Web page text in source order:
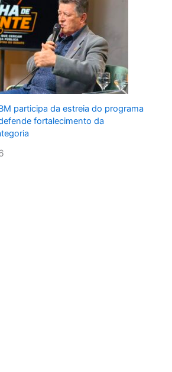
participa da estreia do programa
fortalecimento da